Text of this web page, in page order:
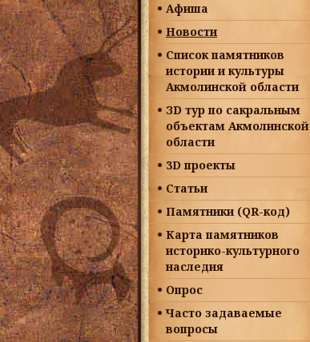
Афиша
Новости
Список памятников
истории и культуры
Акмолинской области
ЗD тур по сакральным
объектам Акмолинской
области
3D проекты
Статьи
Памятники (QR-код)
Карта памятников
историко-культурного
наследия
Опрос
Часто задаваемые
вопросы